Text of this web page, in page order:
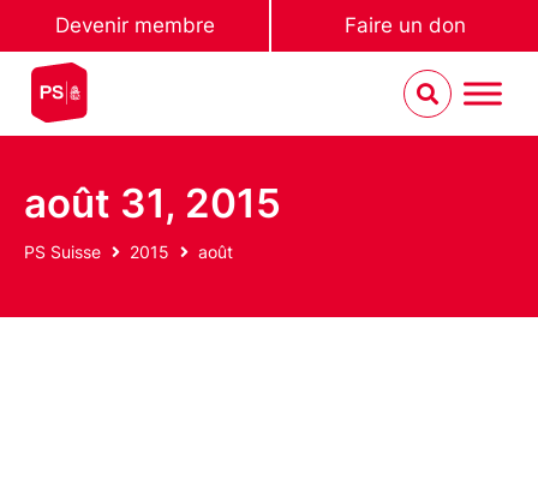
Devenir membre Faire un don
août 31, 2015
PS Suisse 2015 août